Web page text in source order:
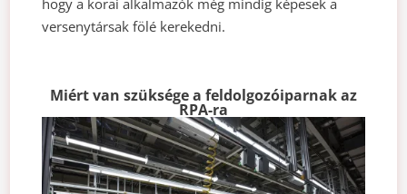
hogy a korai alkalmazók még mindig képesek a
versenytársak fölé kerekedni.
Miért van szüksége a feldolgozóiparnak az
RPA-ra